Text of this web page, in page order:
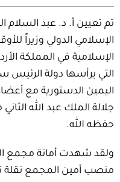
تم تعيين أ. د. عبد السلام
الإسلامي الدولي وزيراً
الإسلامية في المملكة
التي يرأسها دولة الرئيس
جلالة الملك عبد الله
حفظه الله.
ولقد شهدت أمانة مجمع
منصب أمين المجمع نقلة